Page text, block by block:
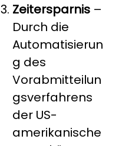
Zeitersparnis –
Durch die
Automatisierun
g des
Vorabmitteilun
gsverfahrens
der US-
amerikanische